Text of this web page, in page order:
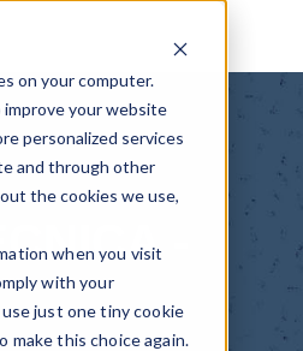
on your computer.
your website
personalized services
and through other
the cookies we use,
when you visit
with your
just one tiny cookie
make this choice again.
-